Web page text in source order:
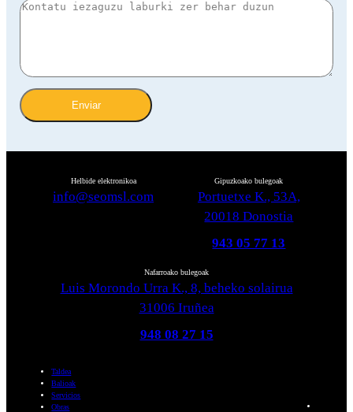
Enviar
Helbide elektronikoa
info@seomsl.com
Gipuzkoako bulegoak
Portuetxe K., 53A,
20018 Donostia
943 05 77 13
Nafarroako bulegoak
Luis Morondo Urra K., 8, beheko solairua
31006 Iruñea
948 08 27 15
Taldea
Balioak
Servicios
Obras